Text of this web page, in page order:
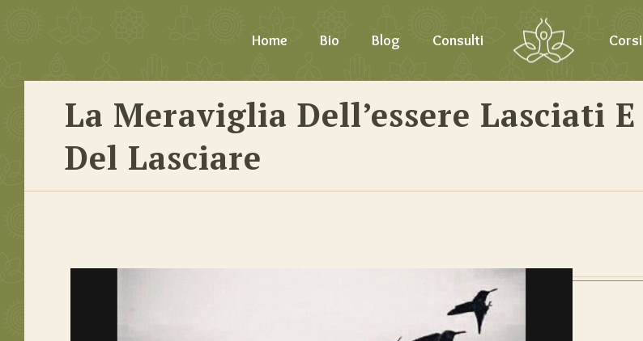
Home Bio Blog Consulti Corsi
La Meraviglia Dell’essere Lasciati E
Del Lasciare